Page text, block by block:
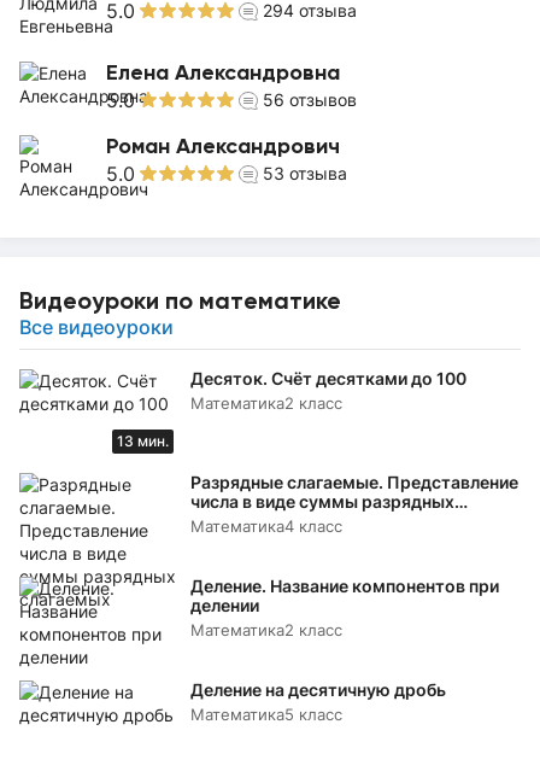
5.0 294 отзыва
Елена Александровна
5.0 56 отзывов
Роман Александрович
5.0 53 отзыва
Видеоуроки по математике
Все видеоуроки
13 мин.
Десяток. Счёт десятками до 100
Математика2 класс
Разрядные слагаемые. Представление
числа в виде суммы разрядных
слагаемых
Математика4 класс
Деление. Название компонентов при
делении
Математика2 класс
Деление на десятичную дробь
Математика5 класс